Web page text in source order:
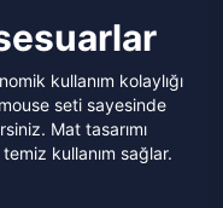
kullanım kolaylığı
seti sayesinde
Mat tasarımı
kullanım sağlar.